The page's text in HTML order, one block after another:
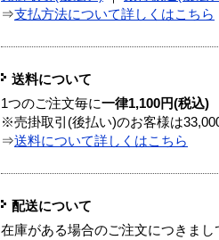
⇒支払方法について詳しくはこちら
送料について
1つのご注文毎に一律1,100円(税込)
※売掛取引(後払い)のお客様は
⇒送料について詳しくはこちら
配送について
在庫がある場合のご注文につきま